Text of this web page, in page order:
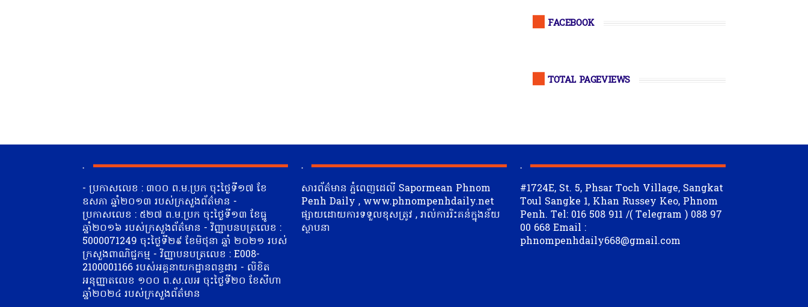
FACEBOOK
TOTAL PAGEVIEWS
.
- ប្រកាសលេខ : ៣០០ ព.ម.ប្រក ចុះថ្ងៃទី១៧ ខែ
ឧសភា ឆ្នាំ២០១៣ របស់ក្រសួងព័ត៌មាន -
ប្រកាសលេខ : ៥២៧ ព.ម.ប្រក ចុះថ្ងៃទី១៣ ខែធ្នូ
ឆ្នាំ២០១៦ របស់ក្រសួងព័ត៌មាន - វិញ្ញាបនបត្រលេខ :
5000071249 ចុះថ្ងៃទី២៩ ខែមិថុនា​ ឆ្នាំ ២០២១ របស់
ក្រសួងពាណិជ្ជកម្ម - វិញ្ញាបនបត្រលេខ : E008-
2100001166 របស់អគ្គនាយកដ្ឋានពន្ធដារ - លិខិត
អនុញ្ញាតលេខ ១០០ ព.ស.លអ ចុះថ្ងៃទី២០ ខែសីហា
ឆ្នាំ២០២៤ របស់ក្រសួងព័ត៌មាន
.
សារព័ត៌មាន ភ្នំពេញដេលី Sapormean Phnom
Penh Daily , www.phnompenhdaily.net
ផ្សាយដោយការទទួលខុសត្រូវ , រាល់ការរិះគន់ក្នុងន័យ
ស្ថាបនា
.
#1724E, St. 5, Phsar Toch Village, Sangkat
Toul Sangke 1, Khan Russey Keo, Phnom
Penh. Tel: 016 508 911 /( Telegram ) 088 97
00 668 Email :
phnompenhdaily668@gmail.com